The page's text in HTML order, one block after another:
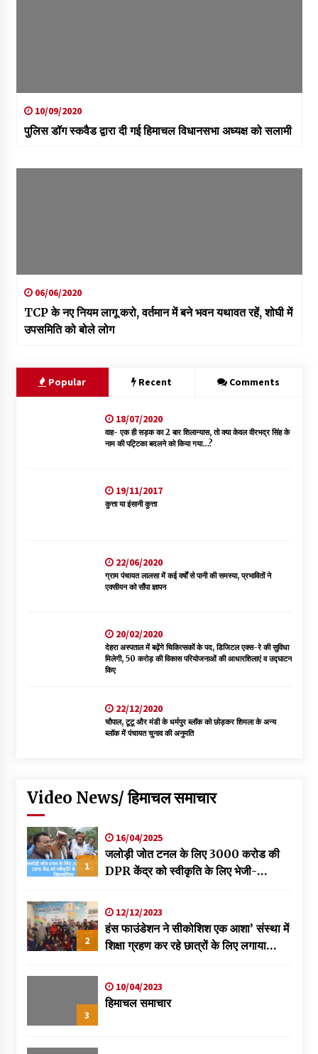
10/09/2020
पुलिस डॉग स्कवैड द्वारा दी गई हिमाचल विधानसभा अध्यक्ष को सलामी
06/06/2020
TCP के नए नियम लागू करो, वर्तमान में बने भवन यथावत रहें, शोघी में
उपसमिति को बोले लोग
Popular Recent Comments
18/07/2020
वाह- एक ही सड़क का 2 बार शिलान्यास, तो क्या केवल वीरभद्र सिंह के
नाम की पट्टिका बदलने को किया गया…?
19/11/2017
कुत्ता या इंसानी कुत्ता
22/06/2020
ग्राम पंचायत लालसा में कई वर्षों से पानी की समस्या, प्रभावितों ने
एक्सीयन को सौंपा ज्ञापन
20/02/2020
देहरा अस्पताल में बढ़ेंगे चिकित्सकों के पद, डिजिटल एक्स-रे की सुविधा
मिलेगी, 50 करोड़ की विकास परियोजनाओं की आधारशिलाएं व उद्घाटन
किए
22/12/2020
चौपाल, टूटू और मंडी के धर्मपुर ब्लॉक को छोड़कर शिमला के अन्य
ब्लॉक में पंचायत चुनाव की अनुमति
Video News/ हिमाचल समाचार
1
16/04/2025
जलोड़ी जोत टनल के लिए 3000 करोड की
DPR केंद्र को स्वीकृति के लिए भेजी-
2
12/12/2023
हंस फाउंडेशन ने सीकोशिश एक आशा’ संस्था में
शिक्षा ग्रहण कर रहे छात्रों के लिए लगाया
3
10/04/2023
हिमाचल समाचार